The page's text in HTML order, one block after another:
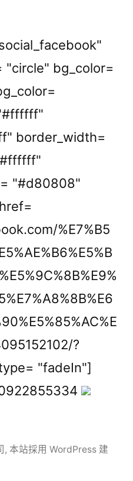
"circle" bg_color=
border_width=
"#d80808"
%E7%B5
?
"fadeIn"]
, 本站採用 WordPress 建